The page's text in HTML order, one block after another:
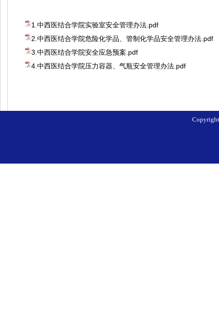
1.中西医结合学院实验室安全管理办法.pdf
2.中西医结合学院危险化学品、管制化学品安全管理办法.pdf
3.中西医结合学院安全应急预案.pdf
4.中西医结合学院压力容器、气瓶安全管理办法.pdf